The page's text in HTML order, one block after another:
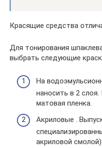
Красящие средства
Для тонирования
выбрать следующие
На
наносить в 2
матовая пленка.
Акриловые .
акриловой